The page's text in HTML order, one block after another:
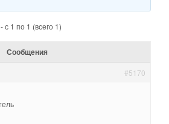
1 по 1 (всего 1)
Сообщения
#5170